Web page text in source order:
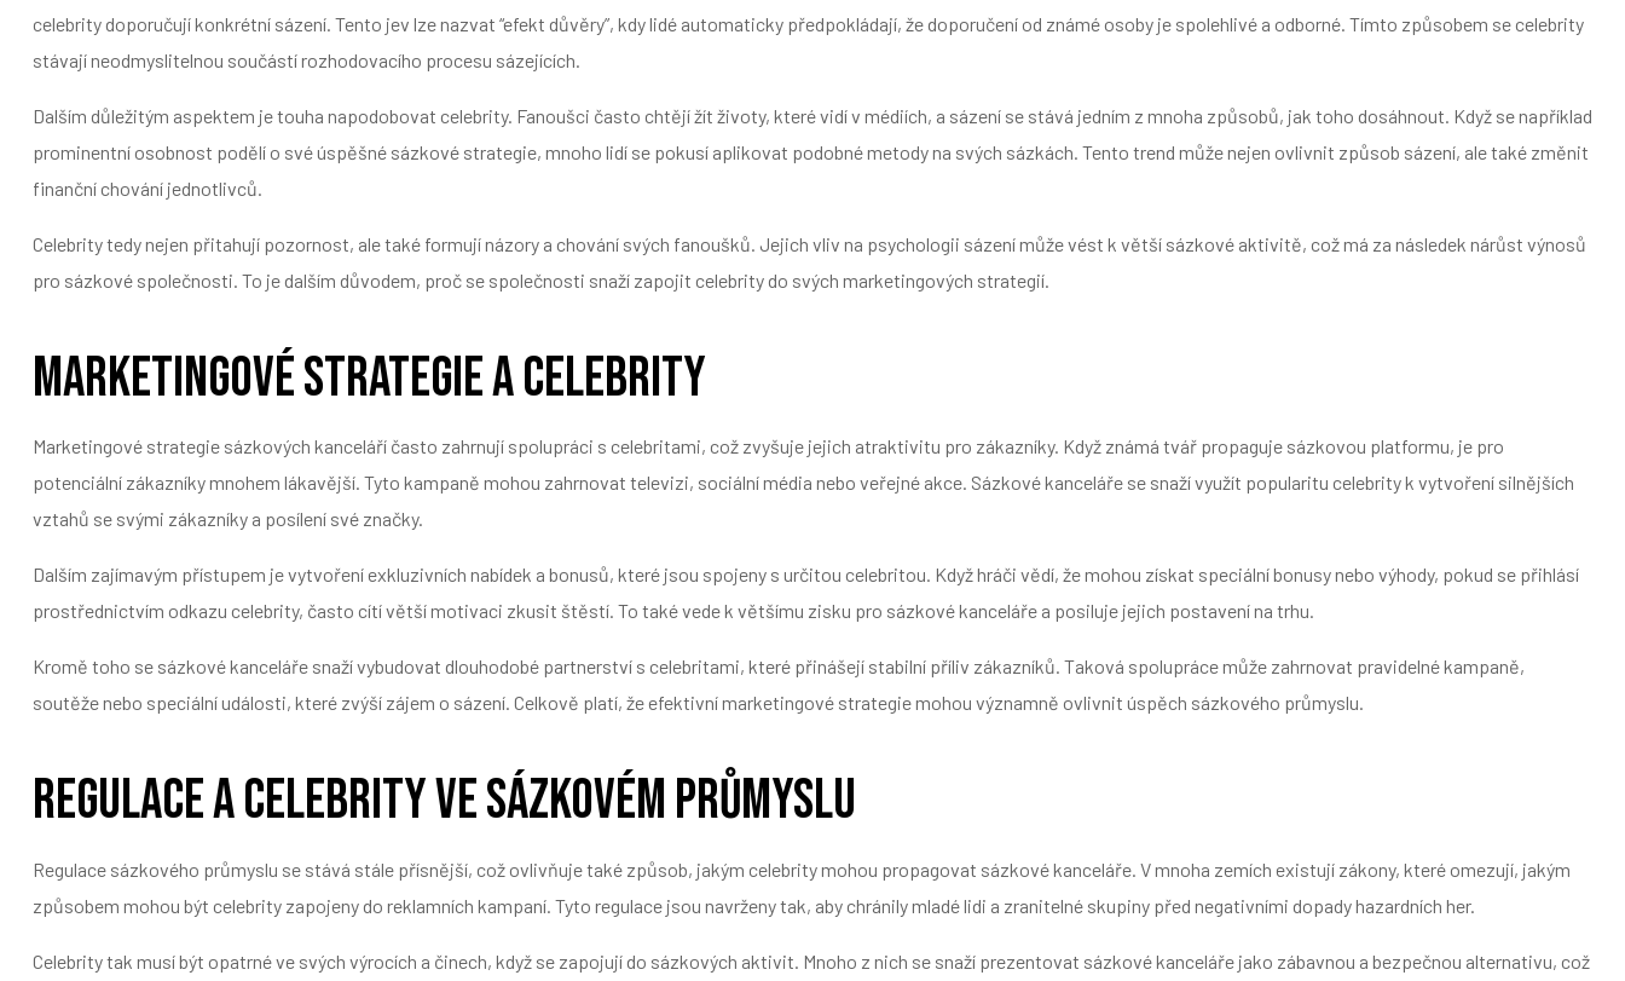
celebrity doporučují konkrétní sázení. Tento jev lze nazvat “efekt důvěry”, kdy lidé automaticky předpokládají, že doporučení od známé osoby je spolehlivé a odborné. Tímto způsobem se celebrity
stávají neodmyslitelnou součástí rozhodovacího procesu sázejících.
Dalším důležitým aspektem je touha napodobovat celebrity. Fanoušci často chtějí žít životy, které vidí v médiích, a sázení se stává jedním z mnoha způsobů, jak toho dosáhnout. Když se například
prominentní osobnost podělí o své úspěšné sázkové strategie, mnoho lidí se pokusí aplikovat podobné metody na svých sázkách. Tento trend může nejen ovlivnit způsob sázení, ale také změnit
finanční chování jednotlivců.
Celebrity tedy nejen přitahují pozornost, ale také formují názory a chování svých fanoušků. Jejich vliv na psychologii sázení může vést k větší sázkové aktivitě, což má za následek nárůst výnosů
pro sázkové společnosti. To je dalším důvodem, proč se společnosti snaží zapojit celebrity do svých marketingových strategií.
Marketingové strategie a celebrity
Marketingové strategie sázkových kanceláří často zahrnují spolupráci s celebritami, což zvyšuje jejich atraktivitu pro zákazníky. Když známá tvář propaguje sázkovou platformu, je pro
potenciální zákazníky mnohem lákavější. Tyto kampaně mohou zahrnovat televizi, sociální média nebo veřejné akce. Sázkové kanceláře se snaží využít popularitu celebrity k vytvoření silnějších
vztahů se svými zákazníky a posílení své značky.
Dalším zajímavým přístupem je vytvoření exkluzivních nabídek a bonusů, které jsou spojeny s určitou celebritou. Když hráči vědí, že mohou získat speciální bonusy nebo výhody, pokud se přihlásí
prostřednictvím odkazu celebrity, často cítí větší motivaci zkusit štěstí. To také vede k většímu zisku pro sázkové kanceláře a posiluje jejich postavení na trhu.
Kromě toho se sázkové kanceláře snaží vybudovat dlouhodobé partnerství s celebritami, které přinášejí stabilní příliv zákazníků. Taková spolupráce může zahrnovat pravidelné kampaně,
soutěže nebo speciální události, které zvýší zájem o sázení. Celkově platí, že efektivní marketingové strategie mohou významně ovlivnit úspěch sázkového průmyslu.
Regulace a celebrity ve sázkovém průmyslu
Regulace sázkového průmyslu se stává stále přísnější, což ovlivňuje také způsob, jakým celebrity mohou propagovat sázkové kanceláře. V mnoha zemích existují zákony, které omezují, jakým
způsobem mohou být celebrity zapojeny do reklamních kampaní. Tyto regulace jsou navrženy tak, aby chránily mladé lidi a zranitelné skupiny před negativními dopady hazardních her.
Celebrity tak musí být opatrné ve svých výrocích a činech, když se zapojují do sázkových aktivit. Mnoho z nich se snaží prezentovat sázkové kanceláře jako zábavnou a bezpečnou alternativu, což